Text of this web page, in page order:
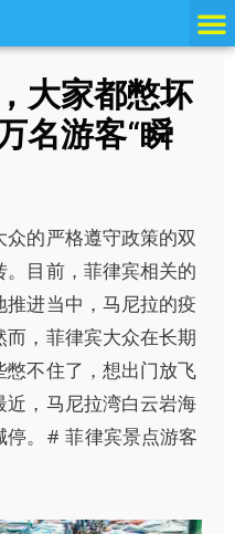
大家都憋坏
名游客“瞬
的严格遵守政策的双
目前，菲律宾相关的
进当中，马尼拉的疫
，菲律宾大众在长期
不住了，想出门放飞
近，马尼拉湾白云岩海
停。# 菲律宾景点游客